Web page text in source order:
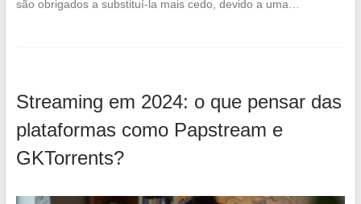
são obrigados a substituí-la mais cedo, devido a uma…
Streaming em 2024: o que pensar das
plataformas como Papstream e
GKTorrents?